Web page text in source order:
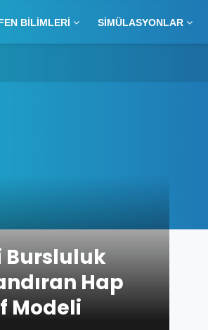
BILIMLERI SIMÜLASYONLAR
Bursluluk
Hap
Modeli